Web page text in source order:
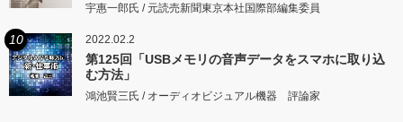
宇惠一郎氏 / 元読売新聞東京本社国際部編集委員
10 2022.02.2
第125回「USBメモリの音声データをスマホに取り込
む方法」
鴻池賢三氏 / オーディオビジュアル機器 評論家